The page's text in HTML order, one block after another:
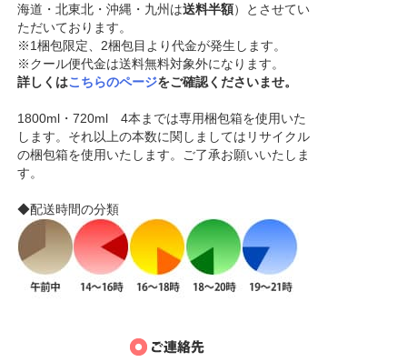
海道・北東北・沖縄・九州は送料半額）とさせてい
ただいております。
※1梱包限定、2梱包目より代金が発生します。
※クール便代金は送料無料対象外になります。
詳しくはこちらのページをご確認くださいませ。
1800ml・720ml 4本までは専用梱包箱を使用いた
します。それ以上の本数に関しましてはリサイクル
の梱包箱を使用いたします。ご了承お願いいたしま
す。
◆配送時間の分類